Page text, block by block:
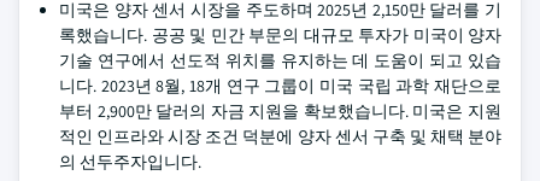
미국은 양자 센서 시장을 주도하며 2025년 2,150만 달러를 기
록했습니다. 공공 및 민간 부문의 대규모 투자가 미국이 양자
기술 연구에서 선도적 위치를 유지하는 데 도움이 되고 있습
니다. 2023년 8월, 18개 연구 그룹이 미국 국립 과학 재단으로
부터 2,900만 달러의 자금 지원을 확보했습니다. 미국은 지원
적인 인프라와 시장 조건 덕분에 양자 센서 구축 및 채택 분야
의 선두주자입니다.